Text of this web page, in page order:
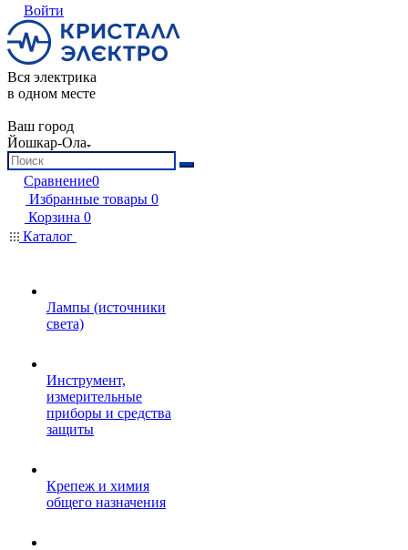
Войти
Вся электрика
в одном месте
Ваш город
Йошкар-Ола
Сравнение0
Избранные товары 0
Корзина 0
Каталог
Лампы (источники
света)
Инструмент,
измерительные
приборы и средства
защиты
Крепеж и химия
общего назначения